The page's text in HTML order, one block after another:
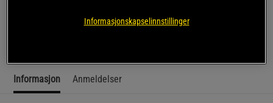
Informasjon Anmeldelser
Informasjonskapselinnstillinger